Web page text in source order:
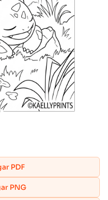
PDF
PNG